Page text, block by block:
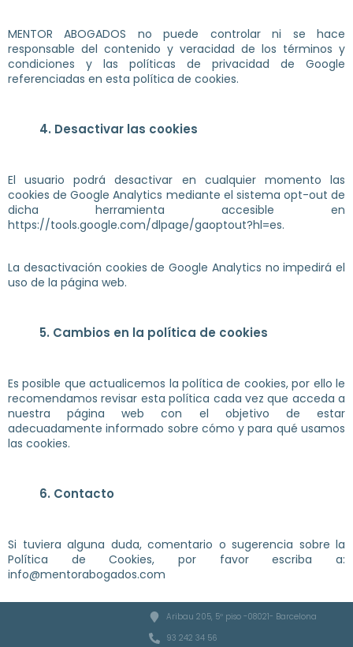
MENTOR ABOGADOS no puede controlar ni se hace
responsable del contenido y veracidad de los términos y
condiciones y las políticas de privacidad de Google
referenciadas en esta política de cookies.
4. Desactivar las cookies
El usuario podrá desactivar en cualquier momento las
cookies de Google Analytics mediante el sistema opt-out de
dicha herramienta accesible en
https://tools.google.com/dlpage/gaoptout?hl=es.
La desactivación cookies de Google Analytics no impedirá el
uso de la página web.
5. Cambios en la política de cookies
Es posible que actualicemos la política de cookies, por ello le
recomendamos revisar esta política cada vez que acceda a
nuestra página web con el objetivo de estar
adecuadamente informado sobre cómo y para qué usamos
las cookies.
6. Contacto
Si tuviera alguna duda, comentario o sugerencia sobre la
Política de Cookies, por favor escriba a:
info@mentorabogados.com
Aribau 205, 5º piso -08021- Barcelona
93 242 34 56